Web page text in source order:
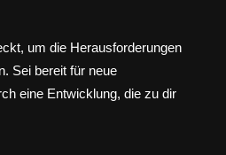
um die Herausforderungen
Sei bereit für neue
eine Entwicklung, die zu dir